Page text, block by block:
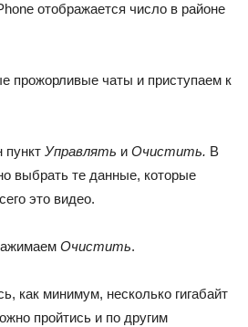
отображается число в районе
прожорливые чаты и приступаем к
пункт Управлять и Очистить. В
выбрать те данные, которые
это видео.
Очистить.
как минимум, несколько гигабайт
пройтись и по другим